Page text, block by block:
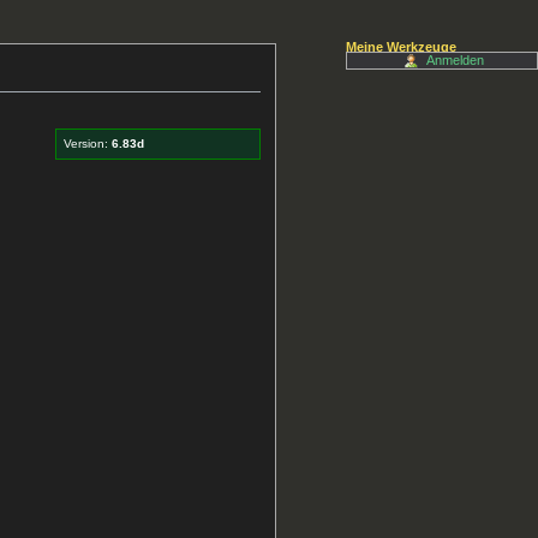
Version:6.83d
Meine Werkzeuge
Anmelden